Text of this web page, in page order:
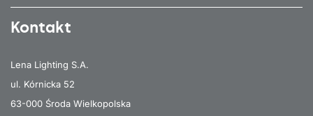
Kontakt
Lena Lighting S.A.
ul. Kórnicka 52
63-000 Środa Wielkopolska